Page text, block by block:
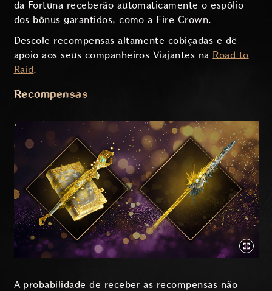
da Fortuna receberão automaticamente o espólio
dos bônus garantidos, como a Fire Crown.
Descole recompensas altamente cobiçadas e dê
apoio aos seus companheiros Viajantes na Road to
Raid.
Recompensas
A probabilidade de receber as recompensas não